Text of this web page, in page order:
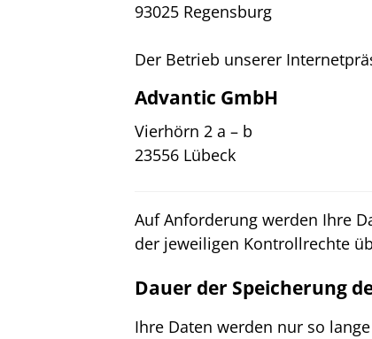
93025 Regensburg
Der Betrieb unserer
Advantic GmbH
Vierhörn 2 a – b
23556 Lübeck
Auf Anforderung werden Ihre
der jeweiligen Kontrollrechte
Dauer der Speicherung
Ihre Daten werden nur so